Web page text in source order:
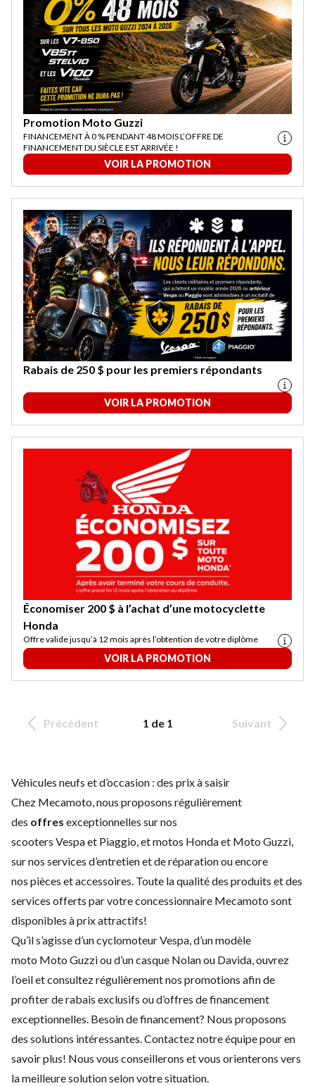
Promotion Moto Guzzi
FINANCEMENT À 0 % PENDANT 48 MOIS L’OFFRE DE
FINANCEMENT DU SIÈCLE EST ARRIVÉE !
VOIR LA PROMOTION
Rabais de 250 $ pour les premiers répondants
VOIR LA PROMOTION
Économiser 200 $ à l’achat d’une motocyclette
Honda
Offre valide jusqu’à 12 mois après l’obtention de votre diplôme
VOIR LA PROMOTION
Précédent 1 de 1 Suivant
Véhicules neufs et d’occasion : des prix à saisir
Chez Mecamoto, nous proposons régulièrement
des offres exceptionnelles sur nos
scooters Vespaet Piaggio, et motos Hondaet Moto Guzzi,
sur nos services d’entretienet deréparationou encore
nos pièces et accessoires. Toute la qualité des produits et des
services offerts par votre concessionnaire Mecamoto sont
disponibles à prix attractifs!
Qu’il s’agisse d’un cyclomoteurVespa, d’un modèle
moto Moto Guzziou d’un casque Nolan ou Davida, ouvrez
l’oeil et consultez régulièrement nos promotions afin de
profiter de rabais exclusifs ou d’offres de financement
exceptionnelles. Besoin de financement? Nous proposons
des solutions intéressantes.Contacteznotre équipe pour en
savoir plus! Nous vous conseillerons et vous orienterons vers
la meilleure solution selon votre situation.